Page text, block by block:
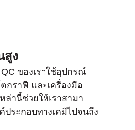
สูง
ของเราใช้อุปกรณ์
กราฟี และเครื่องมือ
ล่านี้ช่วยให้เราสามา
ระกอบทางเคมีไปจนถึง